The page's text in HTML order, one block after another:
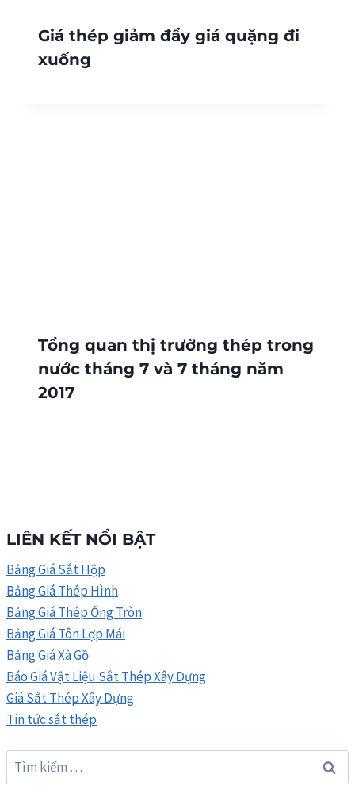
Giá thép giảm đẩy giá quặng đi
xuống
Tổng quan thị trường thép trong
nước tháng 7 và 7 tháng năm
2017
LIÊN KẾT NỔI BẬT
Bảng Giá Sắt Hộp
Bảng Giá Thép Hình
Bảng Giá Thép Ống Tròn
Bảng Giá Tôn Lợp Mái
Bảng Giá Xà Gồ
Báo Giá Vật Liệu Sắt Thép Xây Dựng
Giá Sắt Thép Xây Dựng
Tin tức sắt thép
Tìm
kiếm